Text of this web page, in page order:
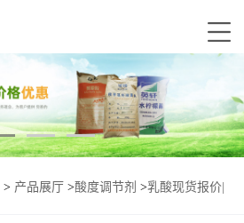
> 产品展厅 >酸度调节剂 >乳酸现货报价|